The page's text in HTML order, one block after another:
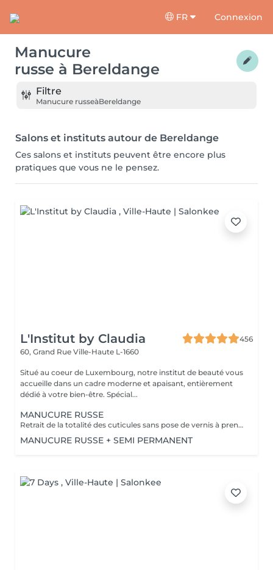
FR Connexion
Manucure
russe à Bereldange
Filtre
Manucure russeàBereldange
Salons et instituts autour de Bereldange
Ces salons et instituts peuvent être encore plus
pratiques que vous ne le pensez.
L'Institut by Claudia
456
60, Grand Rue Ville-Haute L-1660
Situé au coeur de Luxembourg, notre institut de beauté vous
accueille dans un cadre moderne et apaisant, entièrement
dédié à votre bien-être. Spécial...
MANUCURE RUSSE
Retrait de la totalité des cuticules sans pose de vernis à prendre en plus
MANUCURE RUSSE + SEMI PERMANENT